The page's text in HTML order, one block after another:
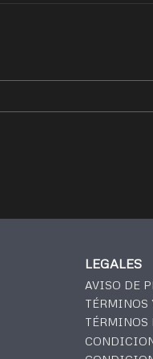
LEGALES
AVISO DE
TÉRMINOS
TÉRMINOS